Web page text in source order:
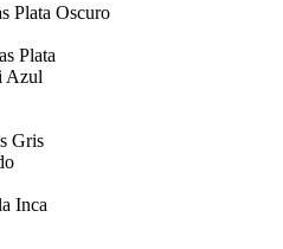
Plata Oscuro
Plata
Azul
Gris
Inca